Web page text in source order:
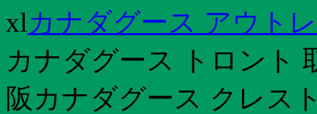
xlカナダグース アウト
カナダグース トロント
阪カナダグース クレス